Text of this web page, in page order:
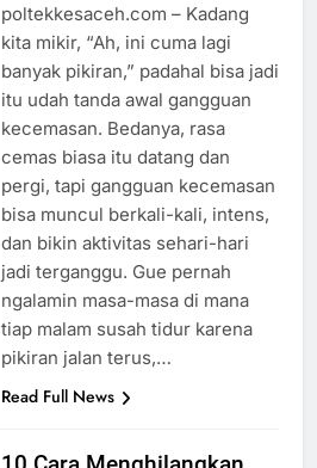
poltekkesaceh.com – Kadang
kita mikir, “Ah, ini cuma lagi
banyak pikiran,” padahal bisa jadi
itu udah tanda awal gangguan
kecemasan. Bedanya, rasa
cemas biasa itu datang dan
pergi, tapi gangguan kecemasan
bisa muncul berkali-kali, intens,
dan bikin aktivitas sehari-hari
jadi terganggu. Gue pernah
ngalamin masa-masa di mana
tiap malam susah tidur karena
pikiran jalan terus,…
Read Full News